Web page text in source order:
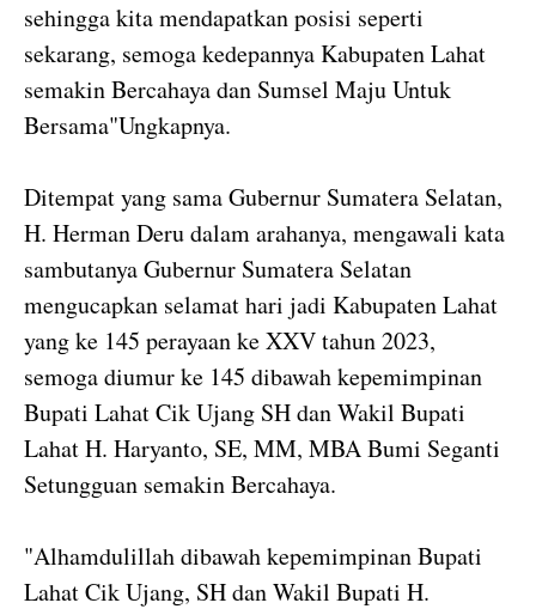
sehingga kita mendapatkan posisi seperti
sekarang, semoga kedepannya Kabupaten Lahat
semakin Bercahaya dan Sumsel Maju Untuk
Bersama"Ungkapnya.
Ditempat yang sama Gubernur Sumatera Selatan,
H. Herman Deru dalam arahanya, mengawali kata
sambutanya Gubernur Sumatera Selatan
mengucapkan selamat hari jadi Kabupaten Lahat
yang ke 145 perayaan ke XXV tahun 2023,
semoga diumur ke 145 dibawah kepemimpinan
Bupati Lahat Cik Ujang SH dan Wakil Bupati
Lahat H. Haryanto, SE, MM, MBA Bumi Seganti
Setungguan semakin Bercahaya.
"Alhamdulillah dibawah kepemimpinan Bupati
Lahat Cik Ujang, SH dan Wakil Bupati H.